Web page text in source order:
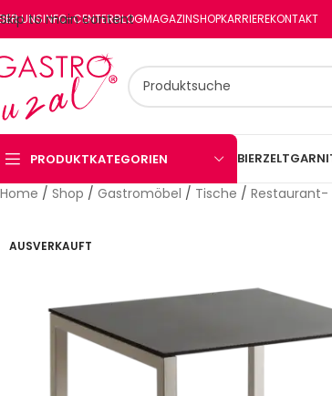
Skip to main content
UNSINFO-CENTERBLOGMAGAZINSHOPKARRIEREKONTAKT
PRODUKTKATEGORIEN
Home / Shop / Gastromöbel / Tische / Restaurant-
AUSVERKAUFT